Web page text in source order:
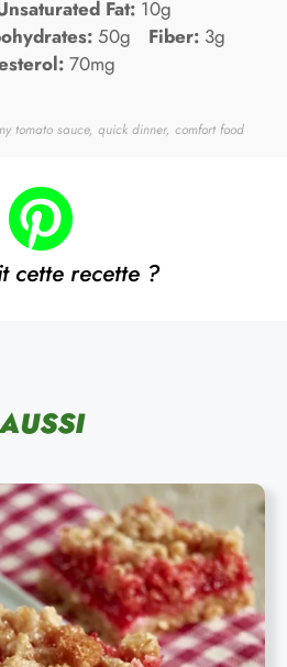
Fat: 10g
50g Fiber: 3g
70mg
tomato sauce, quick dinner, comfort food
cette recette ?